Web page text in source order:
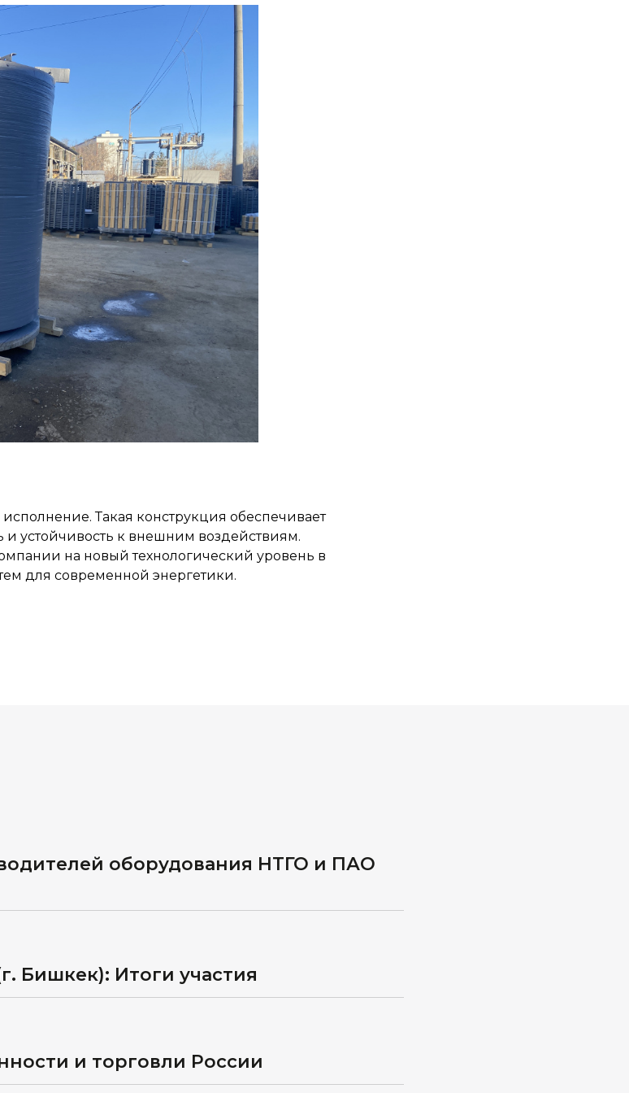
Такая конструкция обеспечивает
устойчивость к внешним воздействиям.
на новый технологический уровень в
для современной энергетики.
оборудования НТГО и ПАО
Бишкек): Итоги участия
и торговли России